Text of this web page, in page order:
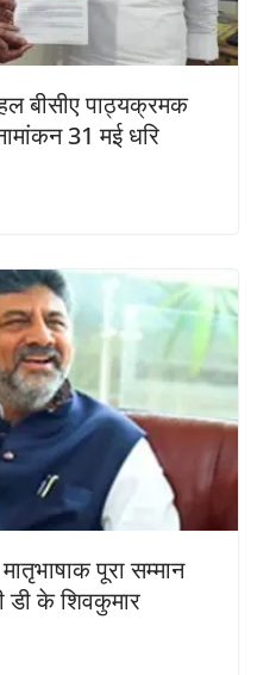
बीसीए पाठ्यक्रमक
31 मई धरि
पूरा सम्मान
डी के शिवकुमार